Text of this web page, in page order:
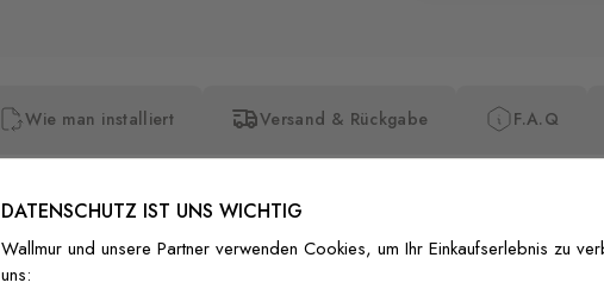
Wie man installiert Versand & Rückgabe F.A.Q
DATENSCHUTZ IST UNS WICHTIG
Wallmur und unsere Partner verwenden Cookies, um Ihr Einkaufserlebnis zu
uns: